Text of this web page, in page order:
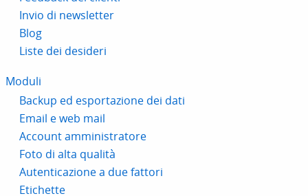
Invio di newsletter
Blog
Liste dei desideri
Moduli
Backup ed esportazione dei dati
Email e web mail
Account amministratore
Foto di alta qualità
Autenticazione a due fattori
Etichette